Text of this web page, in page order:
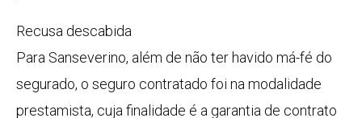
Recusa descabida
Para Sanseverino, além de não ter havido má-fé do
segurado, o seguro contratado foi na modalidade
prestamista, cuja finalidade é a garantia de contrato